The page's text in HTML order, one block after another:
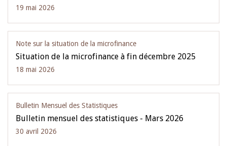
19 mai 2026
Note sur la situation de la microfinance
Situation de la microfinance à fin décembre 2025
18 mai 2026
Bulletin Mensuel des Statistiques
Bulletin mensuel des statistiques - Mars 2026
30 avril 2026